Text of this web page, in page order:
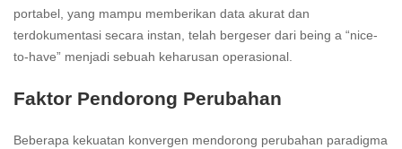
portabel, yang mampu memberikan data akurat dan
terdokumentasi secara instan, telah bergeser dari being a “nice-
to-have” menjadi sebuah keharusan operasional.
Faktor Pendorong Perubahan
Beberapa kekuatan konvergen mendorong perubahan paradigma